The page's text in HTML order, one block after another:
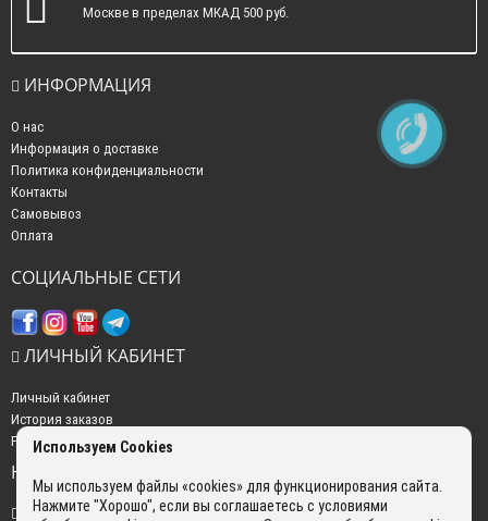
Москве в пределах МКАД 500 руб.
ИНФОРМАЦИЯ
О нас
Информация о доставке
Политика конфиденциальности
Контакты
Самовывоз
Оплата
СОЦИАЛЬНЫЕ СЕТИ
ЛИЧНЫЙ КАБИНЕТ
Личный кабинет
История заказов
Рассылка новостей
НАШИ КОНТАКТЫ
+7 (499) 350-22-51
Используем Cookies
Мы используем файлы «cookies» для функционирования сайта.
Нажмите "Хорошо", если вы соглашаетесь с условиями